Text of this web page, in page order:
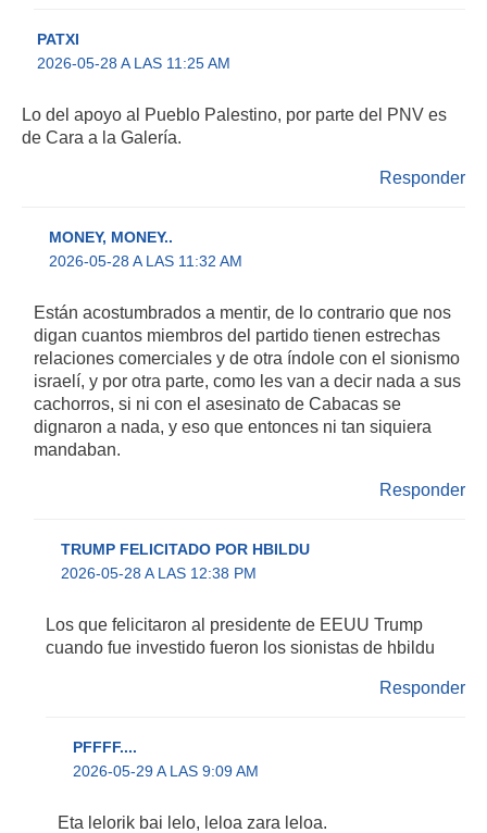
PATXI
2026-05-28 A LAS 11:25 AM
Lo del apoyo al Pueblo Palestino, por parte del PNV es
de Cara a la Galería.
Responder
MONEY, MONEY..
2026-05-28 A LAS 11:32 AM
Están acostumbrados a mentir, de lo contrario que nos
digan cuantos miembros del partido tienen estrechas
relaciones comerciales y de otra índole con el sionismo
israelí, y por otra parte, como les van a decir nada a sus
cachorros, si ni con el asesinato de Cabacas se
dignaron a nada, y eso que entonces ni tan siquiera
mandaban.
Responder
TRUMP FELICITADO POR HBILDU
2026-05-28 A LAS 12:38 PM
Los que felicitaron al presidente de EEUU Trump
cuando fue investido fueron los sionistas de hbildu
Responder
PFFFF....
2026-05-29 A LAS 9:09 AM
Eta lelorik bai lelo, leloa zara leloa.